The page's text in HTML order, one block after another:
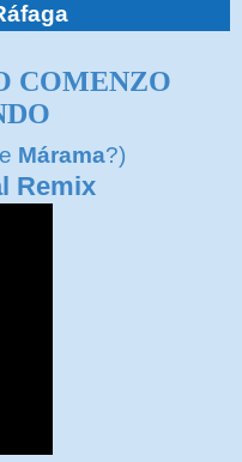
COMENZO
Márama?)
Remix